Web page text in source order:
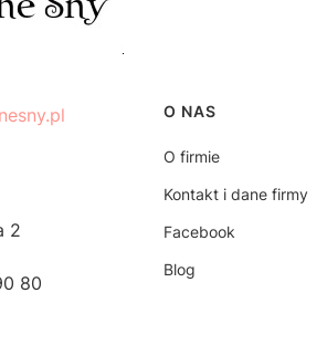
2
80
Linki w stopce
O NAS
O firmie
Kontakt i dane firmy
Facebook
Blog